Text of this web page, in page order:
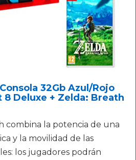
32Gb Azul/Rojo
8 Deluxe + Zelda: Breath
combina la potencia de una
y la movilidad de las
los jugadores podrán